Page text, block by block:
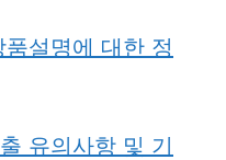
설명에 대한 정
유의사항 및 기